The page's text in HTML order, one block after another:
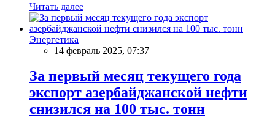
Читать далее
Энергетика
14 февраль 2025, 07:37
За первый месяц текущего года
экспорт азербайджанской нефти
снизился на 100 тыс. тонн